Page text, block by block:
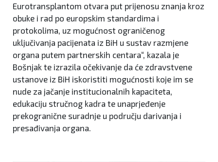
Eurotransplantom otvara put prijenosu znanja kroz
obuke i rad po europskim standardima i
protokolima, uz mogućnost ograničenog
uključivanja pacijenata iz BiH u sustav razmjene
organa putem partnerskih centara“, kazala je
Bošnjak te izrazila očekivanje da će zdravstvene
ustanove iz BiH iskoristiti mogućnosti koje im se
nude za jačanje institucionalnih kapaciteta,
edukaciju stručnog kadra te unaprjeđenje
prekogranične suradnje u području darivanja i
presađivanja organa.